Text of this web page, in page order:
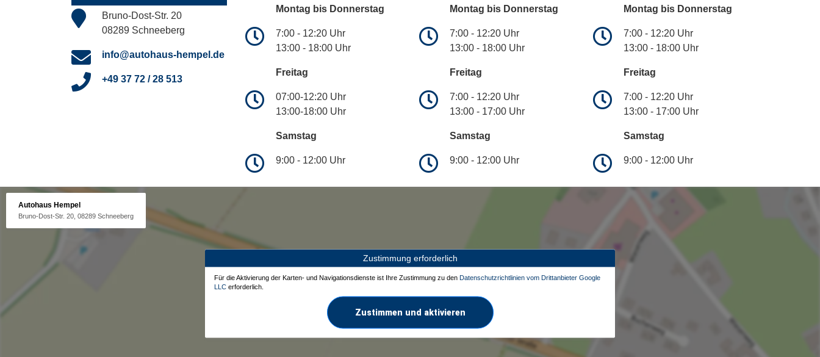
Bruno-Dost-Str. 20
08289 Schneeberg
info@autohaus-hempel.de
+49 37 72 / 28 513
Montag bis Donnerstag
7:00 - 12:20 Uhr
13:00 - 18:00 Uhr
Freitag
07:00-12:20 Uhr
13:00-18:00 Uhr
Samstag
9:00 - 12:00 Uhr
Montag bis Donnerstag
7:00 - 12:20 Uhr
13:00 - 18:00 Uhr
Freitag
7:00 - 12:20 Uhr
13:00 - 17:00 Uhr
Samstag
9:00 - 12:00 Uhr
Montag bis Donnerstag
7:00 - 12:20 Uhr
13:00 - 18:00 Uhr
Freitag
7:00 - 12:20 Uhr
13:00 - 17:00 Uhr
Samstag
9:00 - 12:00 Uhr
Autohaus Hempel
Bruno-Dost-Str. 20, 08289 Schneeberg
Zustimmung erforderlich
Für die Aktivierung der Karten- und Navigationsdienste ist Ihre Zustimmung zu den Datenschutzrichtlinien vom Drittanbieter Google
LLC erforderlich.
Zustimmen und aktivieren